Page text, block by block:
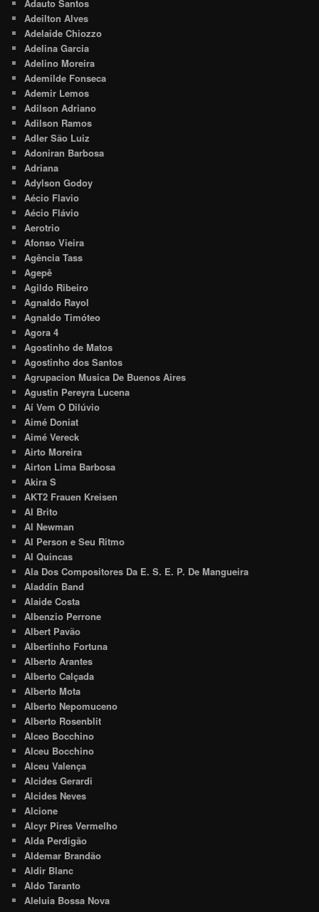
Adauto Santos
Adeilton Alves
Adelaide Chiozzo
Adelina Garcia
Adelino Moreira
Ademilde Fonseca
Ademir Lemos
Adilson Adriano
Adilson Ramos
Adler São Luiz
Adoniran Barbosa
Adriana
Adylson Godoy
Aécio Flavio
Aécio Flávio
Aerotrio
Afonso Vieira
Agência Tass
Agepê
Agildo Ribeiro
Agnaldo Rayol
Agnaldo Timóteo
Agora 4
Agostinho de Matos
Agostinho dos Santos
Agrupacion Musica De Buenos Aires
Agustin Pereyra Lucena
Aí Vem O Dilúvio
Aimé Doniat
Aimé Vereck
Airto Moreira
Airton Lima Barbosa
Akira S
AKT2 Frauen Kreisen
Al Brito
Al Newman
Al Person e Seu Ritmo
Al Quincas
Ala Dos Compositores Da E. S. E. P. De Mangueira
Aladdin Band
Alaide Costa
Albenzio Perrone
Albert Pavão
Albertinho Fortuna
Alberto Arantes
Alberto Calçada
Alberto Mota
Alberto Nepomuceno
Alberto Rosenblit
Alceo Bocchino
Alceu Bocchino
Alceu Valença
Alcides Gerardi
Alcides Neves
Alcione
Alcyr Pires Vermelho
Alda Perdigão
Aldemar Brandão
Aldir Blanc
Aldo Taranto
Aleluia Bossa Nova